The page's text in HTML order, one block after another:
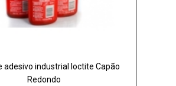
adesivo industrial loctite Capão
Redondo